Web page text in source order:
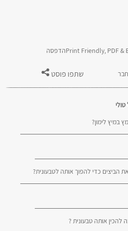
הדפסה
שתפו פוסט
במיץ לימון?
הביצים כדי להפוך אותה לטבעונית?
אותה טבעונית ?